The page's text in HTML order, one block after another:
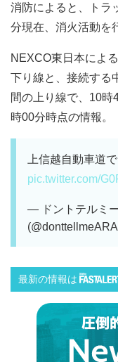
消防によると、トラ
分現在、消火活動を
NEXCO東日本によ
下り線と、接続する
間の上り線で、10時
時00分時点の情報。
上信越自動車道
pic.twitter.com/
— ドントテルミ
最新の情報は